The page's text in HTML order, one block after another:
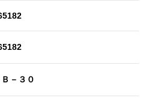
Ｂ－３０